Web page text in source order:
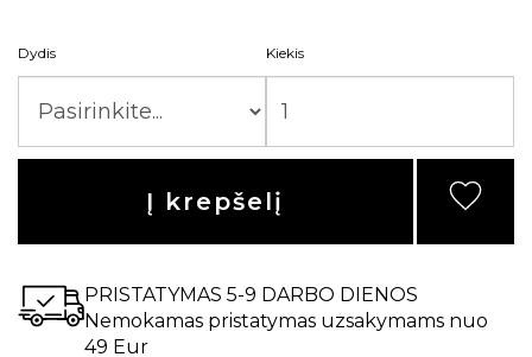
Dydis Kiekis
Į krepšelį
PRISTATYMAS 5-9 DARBO DIENOS
Nemokamas pristatymas uzsakymams nuo
49 Eur